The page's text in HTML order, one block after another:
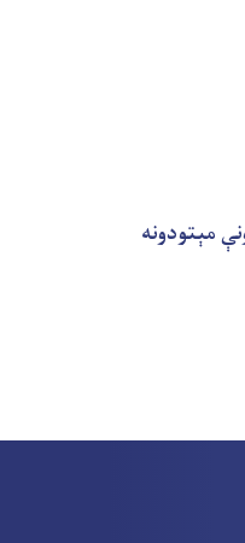
مېتودونه